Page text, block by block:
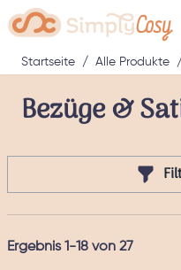
Zum Inhalt springen
Startseite / Alle Produkte /
Bezüge &
Ergebnis1-18 von 27